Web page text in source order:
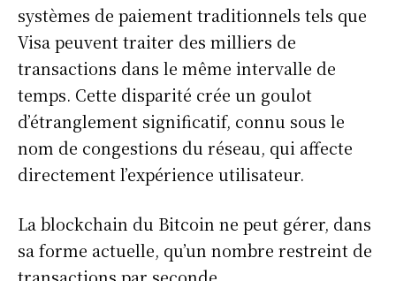
systèmes de paiement traditionnels tels que
Visa peuvent traiter des milliers de
transactions dans le même intervalle de
temps. Cette disparité crée un goulot
d’étranglement significatif, connu sous le
nom de congestions du réseau, qui affecte
directement l’expérience utilisateur.
La blockchain du Bitcoin ne peut gérer, dans
sa forme actuelle, qu’un nombre restreint de
transactions par seconde,